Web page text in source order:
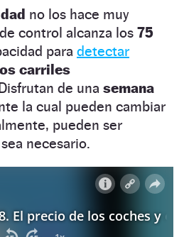
no los hace muy
control alcanza los 75
para detectar
carriles
de una semana
la cual pueden cambiar
pueden ser
necesario.